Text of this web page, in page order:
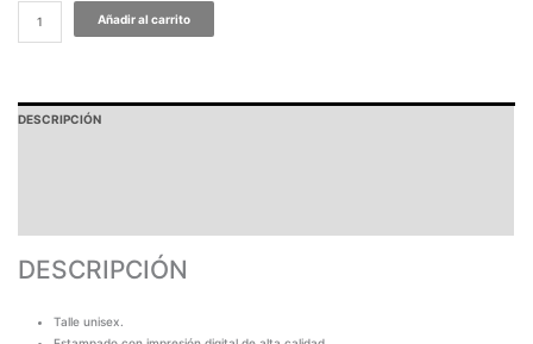
Añadir al carrito
DESCRIPCIÓN
DESCRIPCIÓN
Talle unisex.